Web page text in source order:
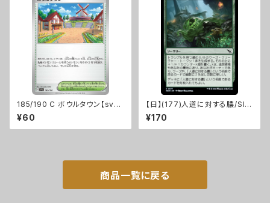
185/190 C ボウルタウン【sv4
a】Gレギュ
¥60
【日】(177)人道に対する膿/Sli
me Against Humanity [MK
M]
¥170
商品一覧に戻る